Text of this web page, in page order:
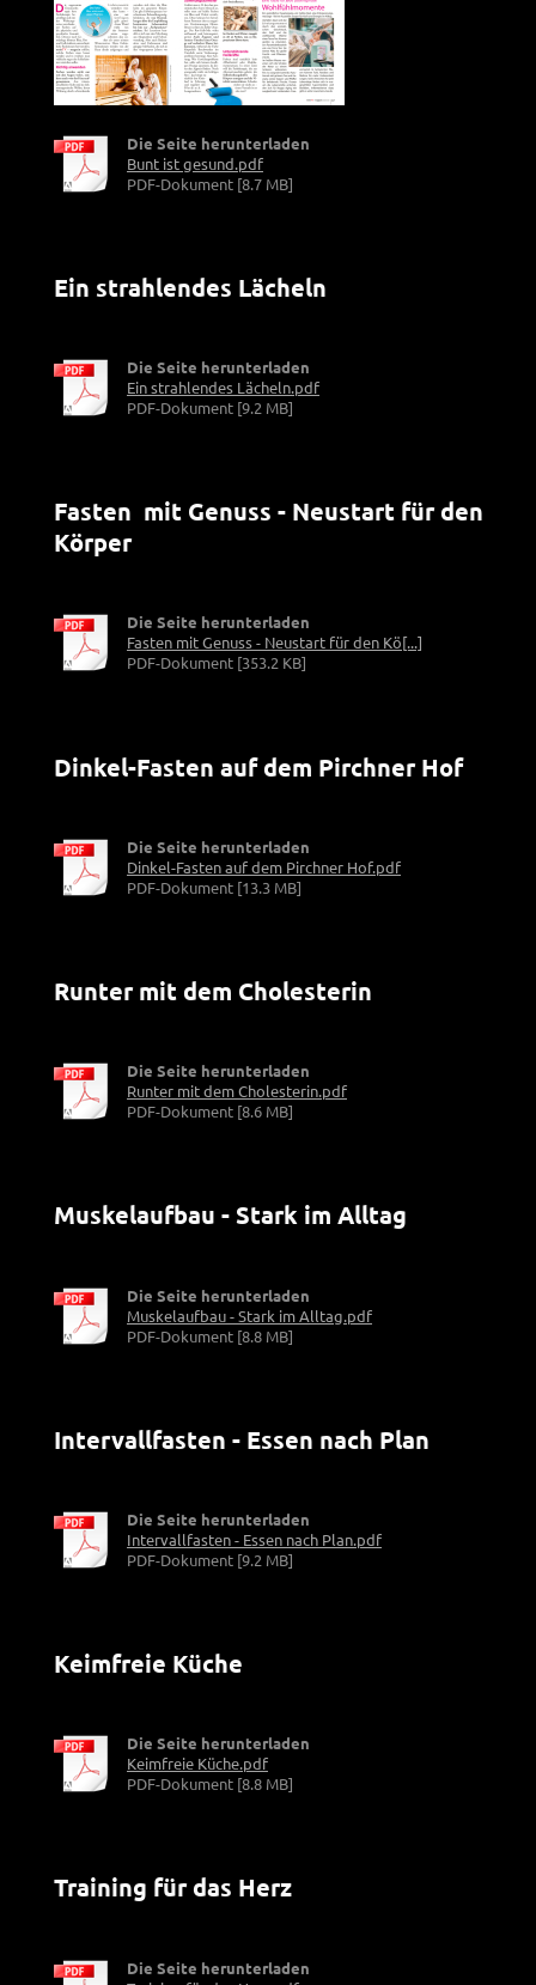
Die Seite herunterladen
Bunt ist gesund.pdf
PDF-Dokument [8.7 MB]
Ein strahlendes Lächeln
Die Seite herunterladen
Ein strahlendes Lächeln.pdf
PDF-Dokument [9.2 MB]
Fasten mit Genuss - Neustart für den
Körper
Die Seite herunterladen
Fasten mit Genuss - Neustart für den Kö[...]
PDF-Dokument [353.2 KB]
Dinkel-Fasten auf dem Pirchner Hof
Die Seite herunterladen
Dinkel-Fasten auf dem Pirchner Hof.pdf
PDF-Dokument [13.3 MB]
Runter mit dem Cholesterin
Die Seite herunterladen
Runter mit dem Cholesterin.pdf
PDF-Dokument [8.6 MB]
Muskelaufbau - Stark im Alltag
Die Seite herunterladen
Muskelaufbau - Stark im Alltag.pdf
PDF-Dokument [8.8 MB]
Intervallfasten - Essen nach Plan
Die Seite herunterladen
Intervallfasten - Essen nach Plan.pdf
PDF-Dokument [9.2 MB]
Keimfreie Küche
Die Seite herunterladen
Keimfreie Küche.pdf
PDF-Dokument [8.8 MB]
Training für das Herz
Die Seite herunterladen